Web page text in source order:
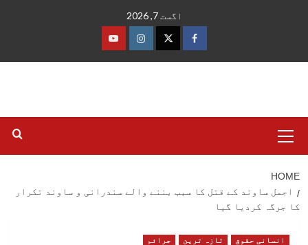
اگست 7, 2026
فیس
ٹوئٹرانسٹاگرام
یوٹیوب
Menu
HOME
اجمل ساوند کے قتل کا سبب بننے والے سندرانی و ساوند تکرار
کا جرگہ کردیا گیا
انسانی حقوق تازہ ترین جرائم